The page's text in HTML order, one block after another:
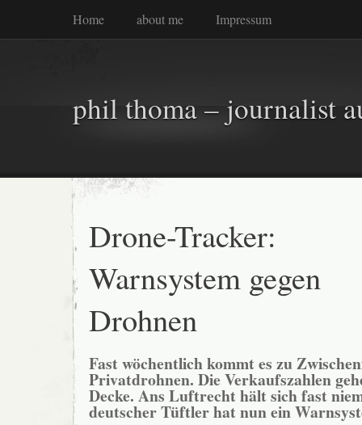
Home about me Impressum
phil thoma – journalist
Drone-Tracker:
Warnsystem gegen
Drohnen
Fast wöchentlich kommt es zu
Privatdrohnen. Die Verkaufszahlen
Decke. Ans Luftrecht hält sich fast
deutscher Tüftler hat nun ein